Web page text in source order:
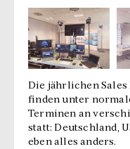
Die jährlichen
finden unter
Terminen an
statt: Deutschland,
eben alles anders.